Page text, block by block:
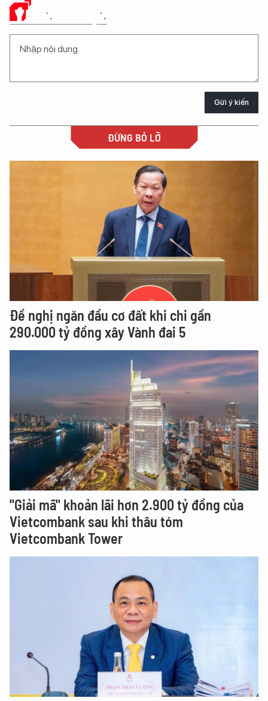
Ý KIẾN CỦA BẠN
Gửi ý kiến
ĐỪNG BỎ LỠ
Đề nghị ngăn đầu cơ đất khi chi gần
290.000 tỷ đồng xây Vành đai 5
"Giải mã" khoản lãi hơn 2.900 tỷ đồng của
Vietcombank sau khi thâu tóm
Vietcombank Tower